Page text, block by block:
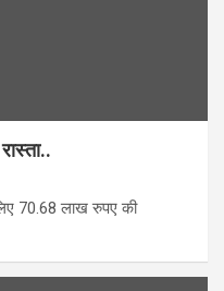
70.68 लाख रुपए की